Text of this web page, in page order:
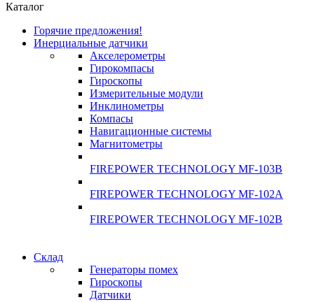
Каталог
Горячие предложения!
Инерциальные датчики
Акселерометры
Гирокомпасы
Гироскопы
Измерительные модули
Инклинометры
Компасы
Навигационные системы
Магнитометры
FIREPOWER TECHNOLOGY MF-103B
FIREPOWER TECHNOLOGY MF-102A
FIREPOWER TECHNOLOGY MF-102B
Склад
Генераторы помех
Гироскопы
Датчики